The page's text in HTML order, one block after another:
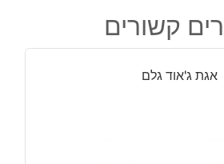
שחור
חלוק
קשורים
אגת ג'אוד גלם